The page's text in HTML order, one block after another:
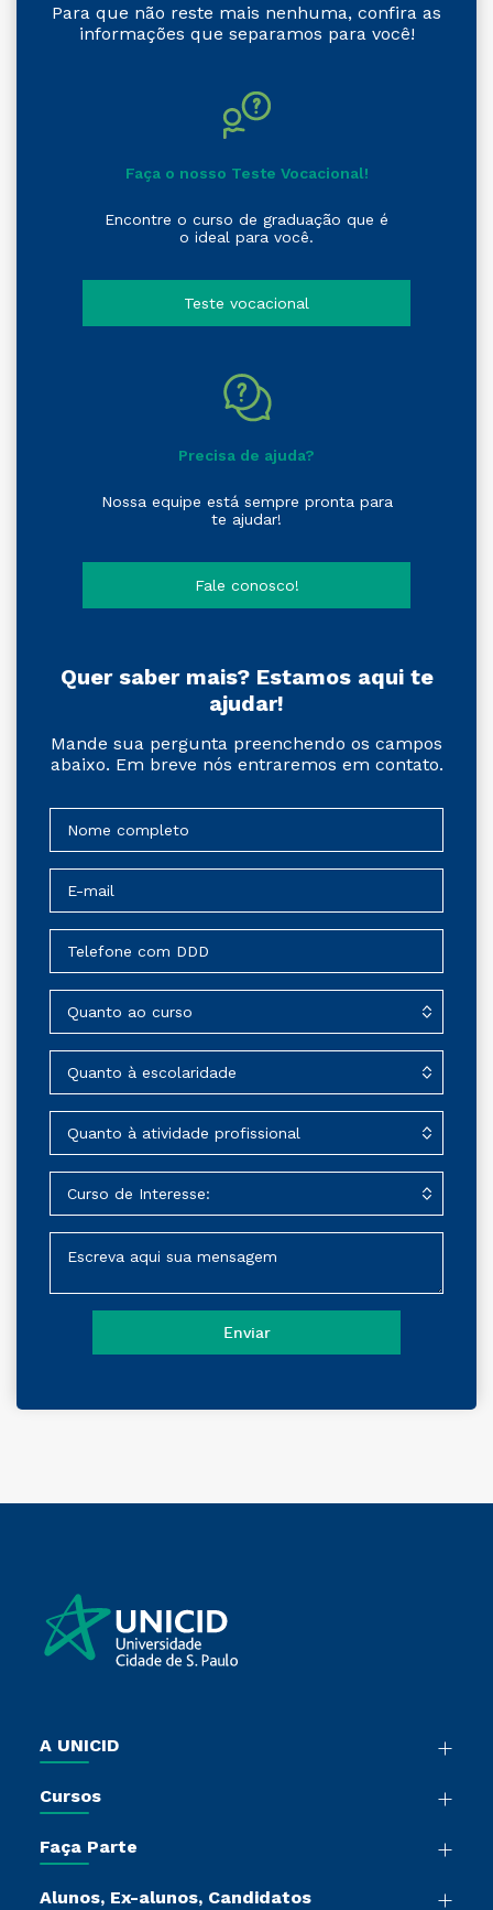
Para que não reste mais nenhuma, confira as
informações que separamos para você!
Faça o nosso Teste Vocacional!
Encontre o curso de graduação que é
o ideal para você.
Teste vocacional
Precisa de ajuda?
Nossa equipe está sempre pronta para
te ajudar!
Fale conosco!
Quer saber mais? Estamos aqui te
ajudar!
Mande sua pergunta preenchendo os campos
abaixo. Em breve nós entraremos em contato.
A UNICID
Sala de Imprensa
Sou Colaborador
Tour Presencial
Cursos
Pós-Graduação
Faça Parte
Vestibular Redação
Alunos, Ex-alunos, Candidatos